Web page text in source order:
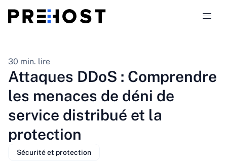
Types d'hébergement
Comparaisons
Coupons 319
Blog
30 min. lire
Attaques DDoS : Comprendre
les menaces de déni de
service distribué et la
protection
Sécurité et protection